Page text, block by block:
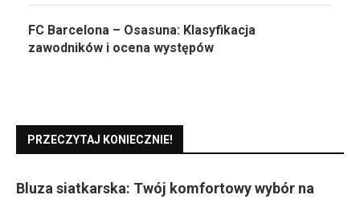
FC Barcelona – Osasuna: Klasyfikacja
zawodników i ocena występów
PRZECZYTAJ KONIECZNIE!
Bluza siatkarska: Twój komfortowy wybór na